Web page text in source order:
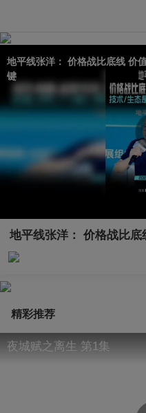
地平线张洋： 价格战比底线 价
键
精彩推荐
夜城赋之离生 第1集